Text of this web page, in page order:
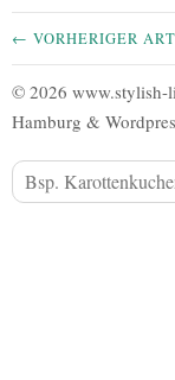
← VORHERIGER
© 2026 www.stylish-
Hamburg &